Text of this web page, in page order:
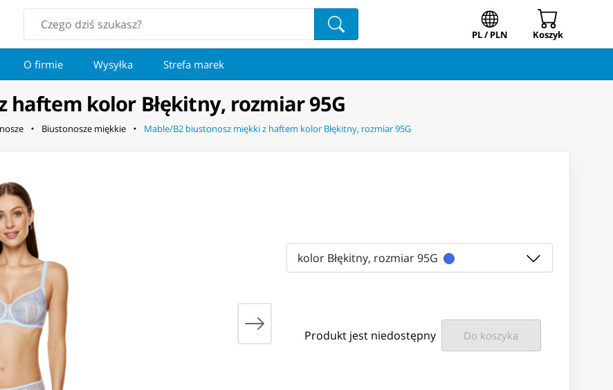
PL / PLN Koszyk
O firmie Wysyłka Strefa marek
haftem kolor Błękitny, rozmiar 95G
Biustonosze miękkie Mable/B2 biustonosz miękki z haftem kolor Błękitny, rozmiar 95G
kolor Błękitny, rozmiar 95G
Produkt jest niedostępny Do koszyka